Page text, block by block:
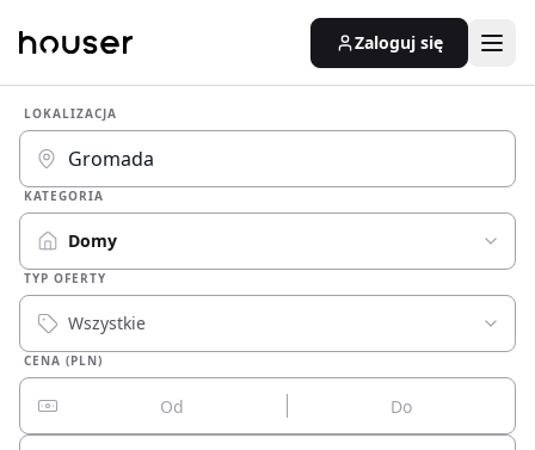
Zaloguj się
LOKALIZACJA
KATEGORIA
Domy
TYP OFERTY
Wszystkie
CENA (PLN)